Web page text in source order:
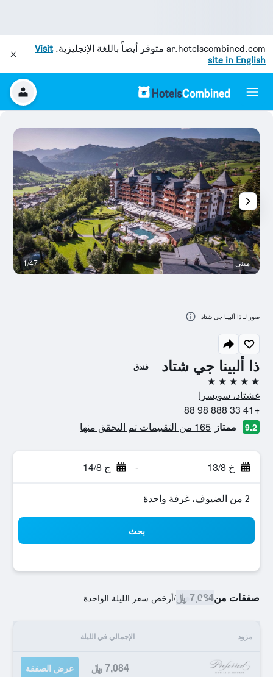
ar.hotelscombined.com متوفر أيضاً باللغة الإنجليزية.Visit
site in English
ذا ألبينا جي شتاد فندق
5 نجوم
غشتاد، سويسرا
+41 33 888 98 88
9.2 ممتاز 165 من التقييمات تم التحقق منها
خ 13/8 - ج 14/8
2 من الضيوف، غرفة واحدة
بحث
صفقات من7,084 ﷼ /أرخص سعر الليلة الواحدة
مزود الإجمالي في الليلة
7,084 ﷼ عرض الصفقة
مبنى 1/47
صور لـ ذا ألبينا جي شتاد